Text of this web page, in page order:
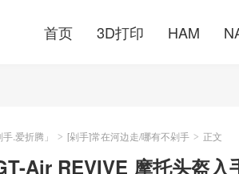
首页 3D打印 HAM
.爱折腾」 > [剁手]常在河边走/哪有不剁手 > 正文
Air REVIVE 摩托头盔入